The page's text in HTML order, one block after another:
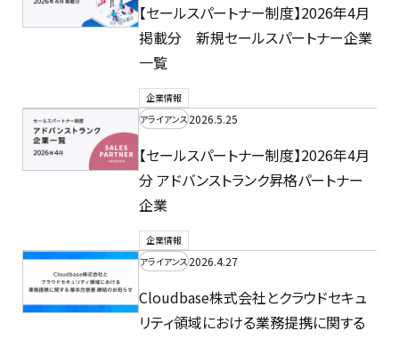
【セールスパートナー制度】2026年4月
掲載分 新規セールスパートナー企業
一覧
企業情報
アライアンス2026.5.25
【セールスパートナー制度】2026年4月
分 アドバンストランク昇格パートナー
企業
企業情報
アライアンス2026.4.27
Cloudbase株式会社とクラウドセキュ
リティ領域における業務提携に関する